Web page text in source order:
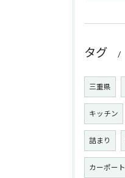
タグ
三重県
キッチン
詰まり
カーポート